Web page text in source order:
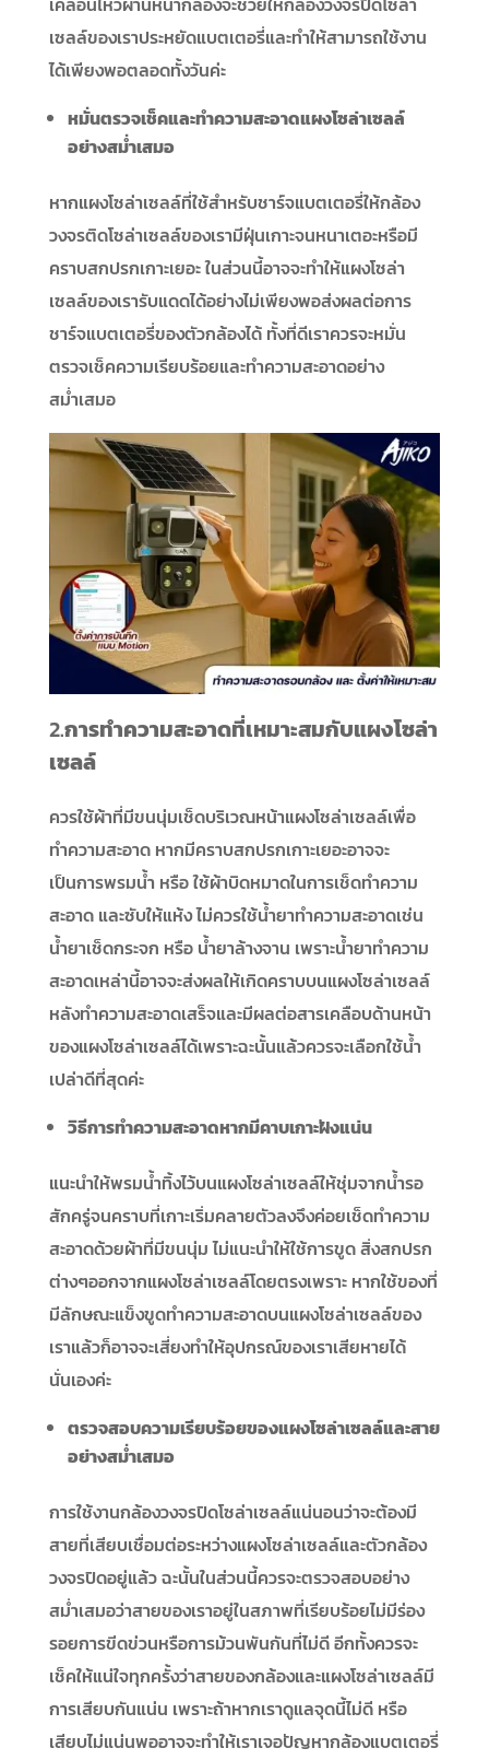
เซลล์ของเราประหยัดแบตเตอรี่และทำให้สามารถใช้งาน
ได้เพียงพอตลอดทั้งวันค่ะ
หมั่นตรวจเช็คและทำความสะอาดแผงโซล่าเซลล์
อย่างสม่ำเสมอ
หากแผงโซล่าเซลล์ที่ใช้สำหรับชาร์จแบตเตอรี่ให้กล้อง
วงจรติดโซล่าเซลล์ของเรามีฝุ่นเกาะจนหนาเตอะหรือมี
คราบสกปรกเกาะเยอะ ในส่วนนี้อาจจะทำให้แผงโซล่า
เซลล์ของเรารับแดดได้อย่างไม่เพียงพอส่งผลต่อการ
ชาร์จแบตเตอรี่ของตัวกล้องได้ ทั้งที่ดีเราควรจะหมั่น
ตรวจเช็คความเรียบร้อยและทำความสะอาดอย่าง
สม่ำเสมอ
2.การทำความสะอาดที่เหมาะสมกับแผงโซล่า
เซลล์
ควรใช้ผ้าที่มีขนนุ่มเช็ดบริเวณหน้าแผงโซล่าเซลล์เพื่อ
ทำความสะอาด หากมีคราบสกปรกเกาะเยอะอาจจะ
เป็นการพรมน้ำ หรือ ใช้ผ้าบิดหมาดในการเช็ดทำความ
สะอาด และซับให้แห้ง ไม่ควรใช้น้ำยาทำความสะอาดเช่น
น้ำยาเช็ดกระจก หรือ น้ำยาล้างจาน เพราะน้ำยาทำความ
สะอาดเหล่านี้อาจจะส่งผลให้เกิดคราบบนแผงโซล่าเซลล์
หลังทำความสะอาดเสร็จและมีผลต่อสารเคลือบด้านหน้า
ของแผงโซล่าเซลล์ได้เพราะฉะนั้นแล้วควรจะเลือกใช้น้ำ
เปล่าดีที่สุดค่ะ
วิธีการทำความสะอาดหากมีคาบเกาะฝังแน่น
แนะนำให้พรมน้ำทิ้งไว้บนแผงโซล่าเซลล์ให้ชุ่มจากน้ำรอ
สักครู่จนคราบที่เกาะเริ่มคลายตัวลงจึงค่อยเช็ดทำความ
สะอาดด้วยผ้าที่มีขนนุ่ม ไม่แนะนำให้ใช้การขูด สิ่งสกปรก
ต่างๆออกจากแผงโซล่าเซลล์โดยตรงเพราะ หากใช้ของที่
มีลักษณะแข็งขูดทำความสะอาดบนแผงโซล่าเซลล์ของ
เราแล้วก็อาจจะเสี่ยงทำให้อุปกรณ์ของเราเสียหายได้
นั่นเองค่ะ
ตรวจสอบความเรียบร้อยของแผงโซล่าเซลล์และสาย
อย่างสม่ำเสมอ
การใช้งานกล้องวงจรปิดโซล่าเซลล์แน่นอนว่าจะต้องมี
สายที่เสียบเชื่อมต่อระหว่างแผงโซล่าเซลล์และตัวกล้อง
วงจรปิดอยู่แล้ว ฉะนั้นในส่วนนี้ควรจะตรวจสอบอย่าง
สม่ำเสมอว่าสายของเราอยู่ในสภาพที่เรียบร้อยไม่มีร่อง
รอยการขีดข่วนหรือการม้วนพันกันที่ไม่ดี อีกทั้งควรจะ
เช็คให้แน่ใจทุกครั้งว่าสายของกล้องและแผงโซล่าเซลล์มี
การเสียบกันแน่น เพราะถ้าหากเราดูแลจุดนี้ไม่ดี หรือ
เสียบไม่แน่นพออาจจะทำให้เราเจอปัญหากล้องแบตเตอรี่